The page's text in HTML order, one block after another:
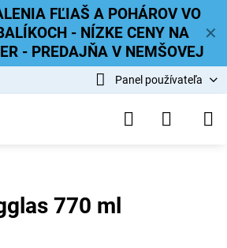
✕
FĽIAŠ A POHÁROV VO
- NÍZKE CENY NA
- PREDAJŇA V NEMŠOVEJ
Panel používateľa
770 ml